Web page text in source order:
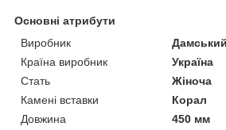
Основні атрибути
Виробник
Країна виробник
Україна
Стать
Жіноча
Камені вставки
Корал
Довжина
450 мм